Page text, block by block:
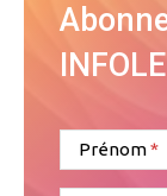
Prénom